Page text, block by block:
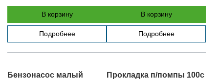
В корзину
Подробнее
В корзину
Подробнее
Бензонасос малый
Прокладка п/помпы 100с